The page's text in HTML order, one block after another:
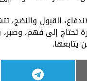
القبول
تحتاج إلى فهم، وصبر،
يتابعها.